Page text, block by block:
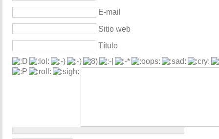
E-mail
Sitio web
Título